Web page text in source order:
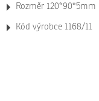
Rozměr 120*90*5mm
Kód výrobce 1168/11